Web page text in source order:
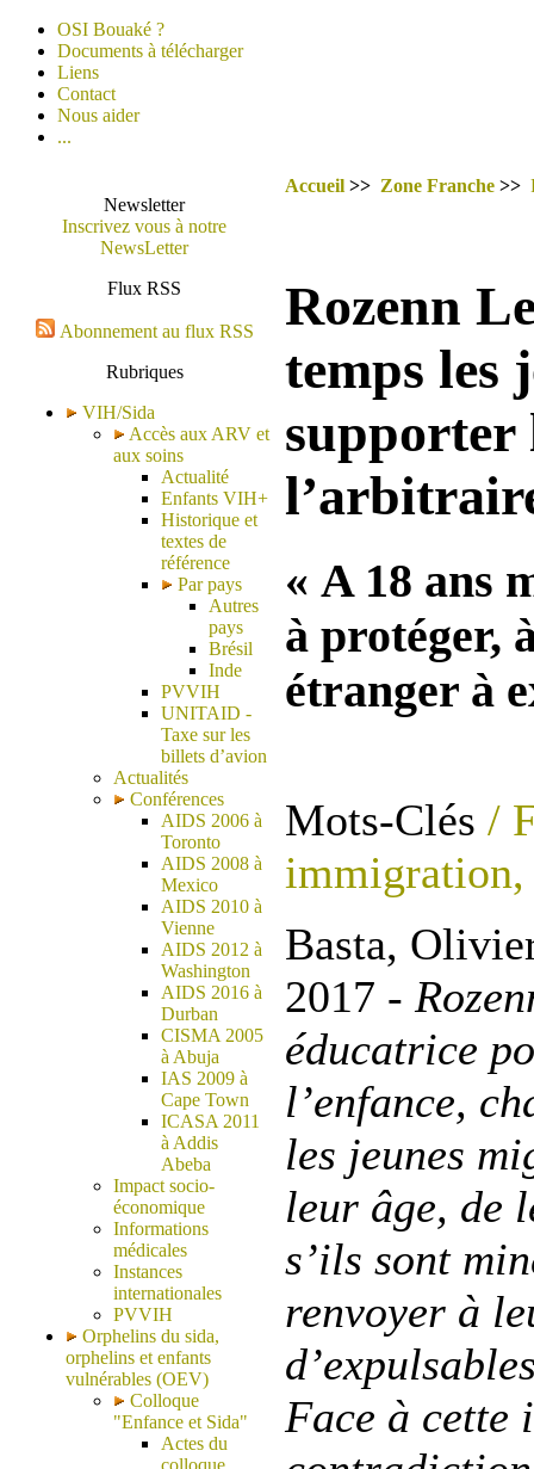
OSI Bouaké ?
Documents à télécharger
Liens
Contact
Nous aider
...
Newsletter
Inscrivez vous à notre
NewsLetter
Flux RSS
Abonnement au flux RSS
Rubriques
VIH/Sida
Accès aux ARV et
aux soins
Actualité
Enfants VIH+
Historique et
textes de
référence
Par pays
Autres
pays
Brésil
Inde
PVVIH
UNITAID -
Taxe sur les
billets d’avion
Actualités
Conférences
AIDS 2006 à
Toronto
AIDS 2008 à
Mexico
AIDS 2010 à
Vienne
AIDS 2012 à
Washington
AIDS 2016 à
Durban
CISMA 2005
à Abuja
IAS 2009 à
Cape Town
ICASA 2011
à Addis
Abeba
Impact socio-
économique
Informations
médicales
Instances
internationales
PVVIH
Orphelins du sida,
orphelins et enfants
vulnérables (OEV)
Colloque
"Enfance et Sida"
Actes du
colloque
Accueil >> Zone Franche >>
Rozenn
temps les
supporter
« A 18 ans
à protéger,
étranger à
Mots-Clés /
Basta,
2017 -
éducatrice
l’enfance,
les jeunes
leur âge, de
s’ils sont
renvoyer à
Face à cette